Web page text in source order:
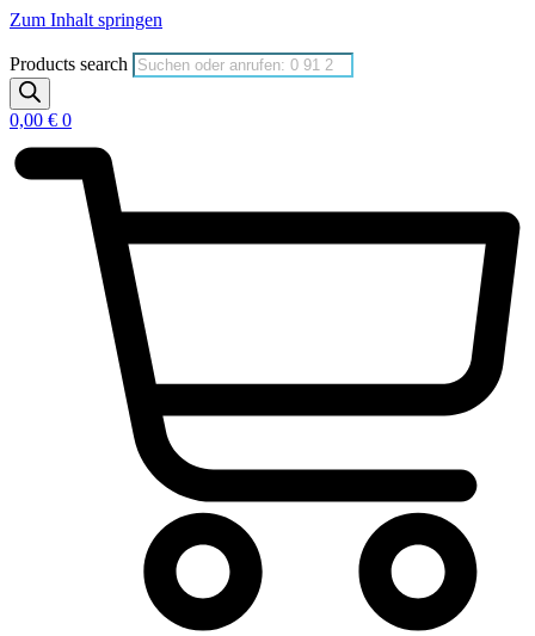
Zum Inhalt springen
Products search
0,00 € 0